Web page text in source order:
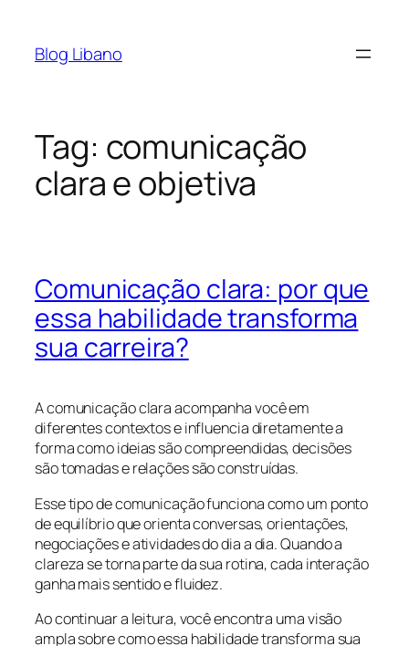
Blog Libano
Tag: comunicação
clara e objetiva
Comunicação clara: por que
essa habilidade transforma
sua carreira?
A comunicação clara acompanha você em
diferentes contextos e influencia diretamente a
forma como ideias são compreendidas, decisões
são tomadas e relações são construídas.
Esse tipo de comunicação funciona como um ponto
de equilíbrio que orienta conversas, orientações,
negociações e atividades do dia a dia. Quando a
clareza se torna parte da sua rotina, cada interação
ganha mais sentido e fluidez.
Ao continuar a leitura, você encontra uma visão
ampla sobre como essa habilidade transforma sua